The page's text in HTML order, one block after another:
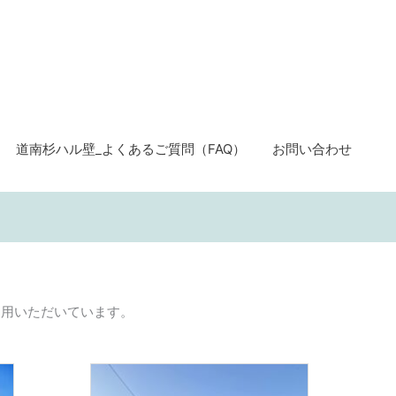
道南杉ハル壁_よくあるご質問（FAQ） お問い合わせ
いただいています。